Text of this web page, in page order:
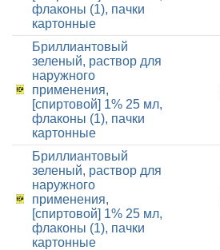
флаконы (1), пачки
картонные
Бриллиантовый
зеленый, раствор для
наружного
применения,
[спиртовой] 1% 25 мл,
флаконы (1), пачки
картонные
Бриллиантовый
зеленый, раствор для
наружного
применения,
[спиртовой] 1% 25 мл,
флаконы (1), пачки
картонные